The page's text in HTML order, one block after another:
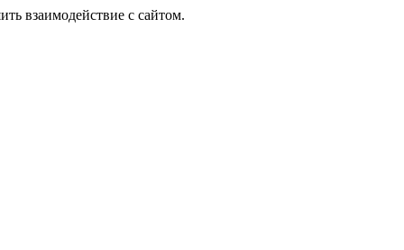
взаимодействие с сайтом.